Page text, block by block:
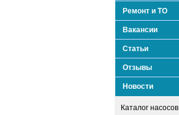
Ремонт и ТО
Вакансии
Статьи
Отзывы
Новости
Каталог насосов